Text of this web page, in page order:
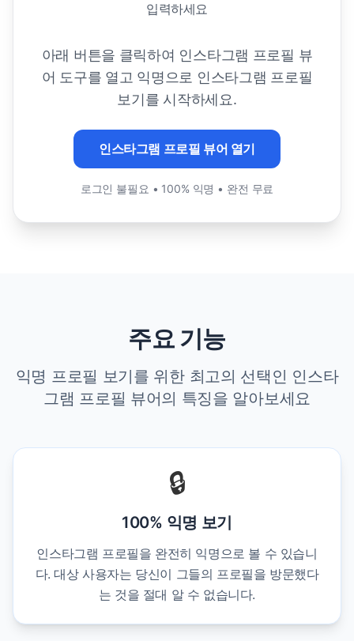
입력하세요
아래 버튼을 클릭하여 인스타그램 프로필 뷰
어 도구를 열고 익명으로 인스타그램 프로필
보기를 시작하세요.
인스타그램 프로필 뷰어 열기
로그인 불필요 • 100% 익명 • 완전 무료
주요 기능
익명 프로필 보기를 위한 최고의 선택인 인스타
그램 프로필 뷰어의 특징을 알아보세요
🔒
100% 익명 보기
인스타그램 프로필을 완전히 익명으로 볼 수 있습니
다. 대상 사용자는 당신이 그들의 프로필을 방문했다
는 것을 절대 알 수 없습니다.